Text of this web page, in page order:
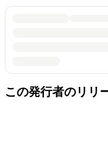
この発行者のリリ